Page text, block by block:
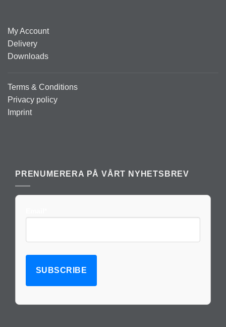
My Account
Delivery
Downloads
Terms & Conditions
Privacy policy
Imprint
PRENUMERERA PÅ VÅRT NYHETSBREV